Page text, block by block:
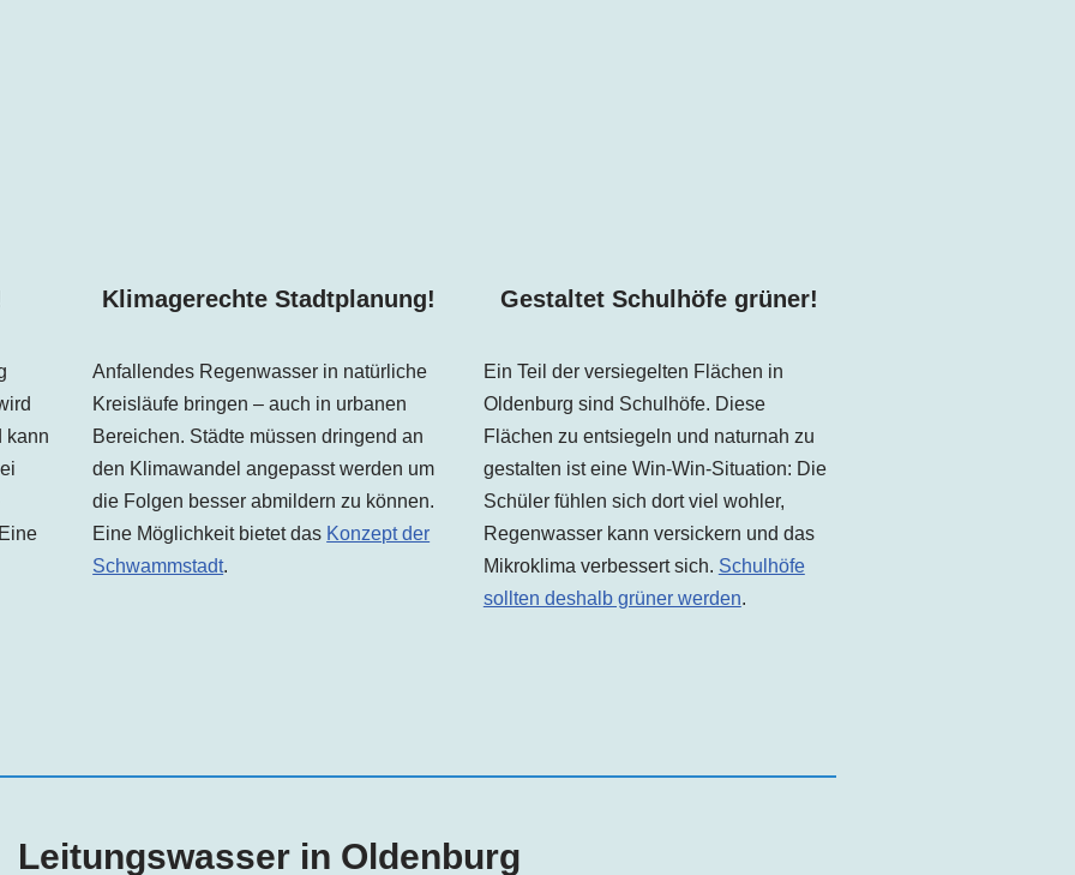
kann
Klimagerechte Stadtplanung!
Anfallendes Regenwasser in natürliche
Kreisläufe bringen – auch in urbanen
Bereichen. Städte müssen dringend an
den Klimawandel angepasst werden um
die Folgen besser abmildern zu können.
Eine Möglichkeit bietet das Konzept der
Schwammstadt.
Gestaltet Schulhöfe grüner!
Ein Teil der versiegelten Flächen in
Oldenburg sind Schulhöfe. Diese
Flächen zu entsiegeln und naturnah zu
gestalten ist eine Win-Win-Situation: Die
Schüler fühlen sich dort viel wohler,
Regenwasser kann versickern und das
Mikroklima verbessert sich. Schulhöfe
sollten deshalb grüner werden.
Leitungswasser in Oldenburg